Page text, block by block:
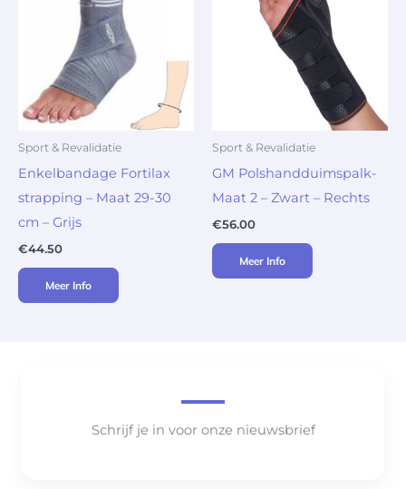
Sport & Revalidatie
Enkelbandage Fortilax
strapping – Maat 29-30
cm – Grijs
€44.50
Meer Info
Sport & Revalidatie
GM Polshandduimspalk-
Maat 2 – Zwart – Rechts
€56.00
Meer Info
Schrijf je in voor onze nieuwsbrief